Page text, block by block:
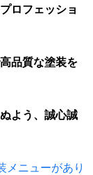
ロフェッショ
品質な塗装を
よう、誠心誠
メニューがあり